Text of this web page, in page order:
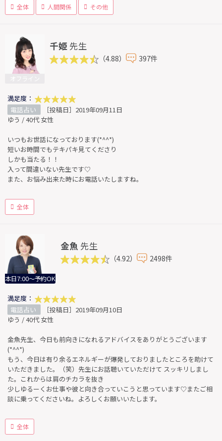
全体 人間関係 その他
千姫 先生
（4.88） 397件
満足度：
電話占い
［投稿日］2019年09月11日
ゆう / 40代 女性
いつもお世話になっております(*^^*)
短いお時間でもテキパキ見てくださり
しかも当たる！！
入って間違いない先生です♡
また、お悩み出来た時にお電話いたしますね。
全体
本日7:00～予約OK
金魚 先生
（4.92） 2498件
満足度：
電話占い
［投稿日］2019年09月10日
ゆう / 40代 女性
金魚先生、今日も前向きになれるアドバイスをありがとうございます
(*^^*)
もう、今日は有り余るエネルギーが爆発しておりましたところを助けて
いただきました。（笑）先生にお話聴いていただけて スッキリしまし
た。これからは肩のチカラを抜き
少しゆるーくお仕事や彼と向き合っていこうと思っています♡またご相
談に乗ってくださいね。よろしくお願いいたします。
全体